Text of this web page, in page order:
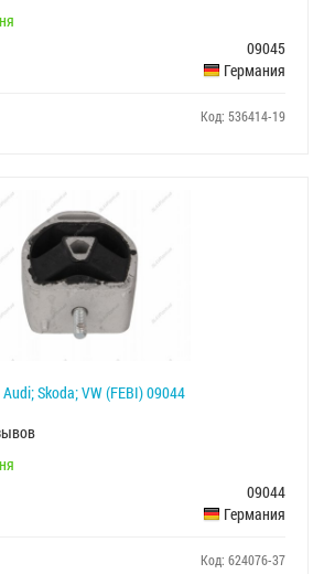
09045
Германия
Код: 536414-19
Skoda; VW (FEBI) 09044
09044
Германия
Код: 624076-37